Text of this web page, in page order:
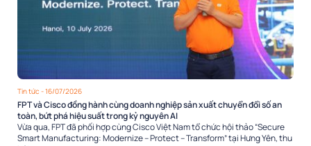
Tin tức - 16/07/2026
FPT và Cisco đồng hành cùng doanh nghiệp sản xuất chuyển đổi số an
toàn, bứt phá hiệu suất trong kỷ nguyên AI
Vừa qua, FPT đã phối hợp cùng Cisco Việt Nam tổ chức hội thảo “Secure
Smart Manufacturing: Modernize – Protect – Transform” tại Hưng Yên, thu